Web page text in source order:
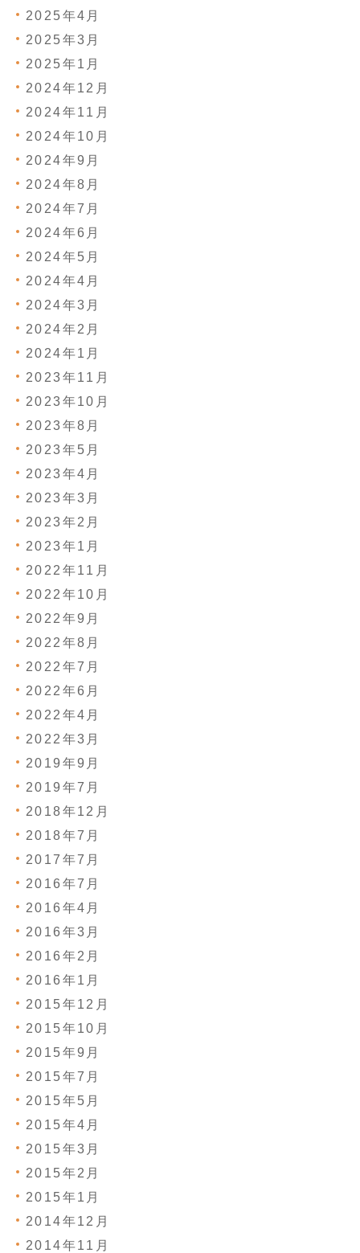
2025年4月
2025年3月
2025年1月
2024年12月
2024年11月
2024年10月
2024年9月
2024年8月
2024年7月
2024年6月
2024年5月
2024年4月
2024年3月
2024年2月
2024年1月
2023年11月
2023年10月
2023年8月
2023年5月
2023年4月
2023年3月
2023年2月
2023年1月
2022年11月
2022年10月
2022年9月
2022年8月
2022年7月
2022年6月
2022年4月
2022年3月
2019年9月
2019年7月
2018年12月
2018年7月
2017年7月
2016年7月
2016年4月
2016年3月
2016年2月
2016年1月
2015年12月
2015年10月
2015年9月
2015年7月
2015年5月
2015年4月
2015年3月
2015年2月
2015年1月
2014年12月
2014年11月